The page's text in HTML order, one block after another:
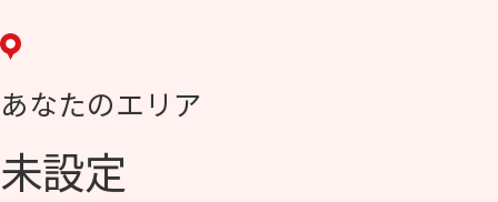
あなたのエリア
未設定